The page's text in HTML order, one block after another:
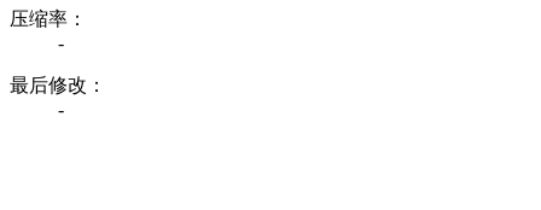
压缩率：
-
最后修改：
-